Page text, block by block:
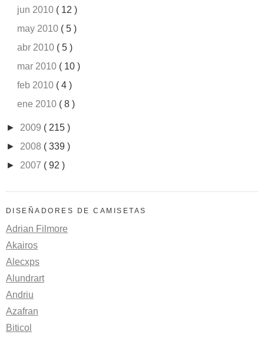
jun 2010 ( 12 )
may 2010 ( 5 )
abr 2010 ( 5 )
mar 2010 ( 10 )
feb 2010 ( 4 )
ene 2010 ( 8 )
► 2009 ( 215 )
► 2008 ( 339 )
► 2007 ( 92 )
DISEÑADORES DE CAMISETAS
Adrian Filmore
Akairos
Alecxps
Alundrart
Andriu
Azafran
Biticol